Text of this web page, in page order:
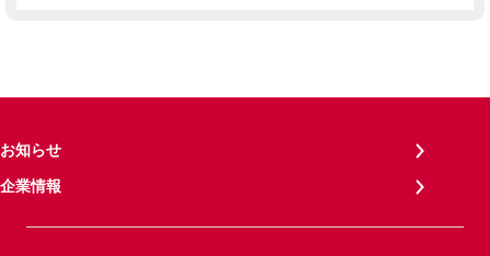
お知らせ
企業情報